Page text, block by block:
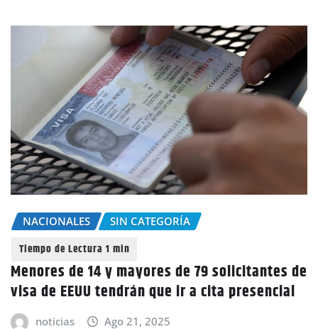
NACIONALES SIN CATEGORÍA
Menores de 14 y mayores de 79 solicitantes de
visa de EEUU tendrán que ir a cita presencial
noticias Ago 21, 2025